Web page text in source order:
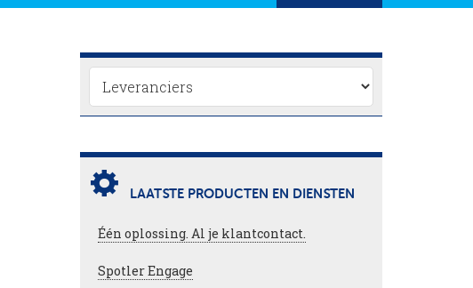
LAATSTE PRODUCTEN EN DIENSTEN
Één oplossing. Al je klantcontact.
Spotler Engage